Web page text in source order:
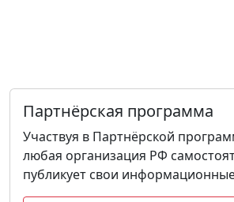
Партнёрская программа
Участвуя в Партнёрской
любая организация РФ
публикует свои